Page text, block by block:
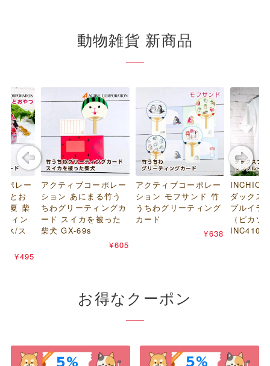
動物雑貨 新商品
ポレー
とお
夏 柴
ィン
氷/ス
¥495
アクティブコーポレー
ション あにまる竹う
ちわグリーティングカ
ード スイカを被った
柴犬 GX-69s
¥605
アクティブコーポレー
ション モフサンド 竹
うちわグリーティング
カード
¥638
INCHIC
ダックス
プルイラ
（ピカソ
INC41081
お得なクーポン